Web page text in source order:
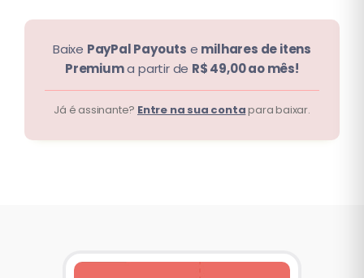
Baixe PayPal Payouts e milhares de itens
Premiuma partir de R$ 49,00 ao mês!
Já é assinante? Entre na sua contapara baixar.